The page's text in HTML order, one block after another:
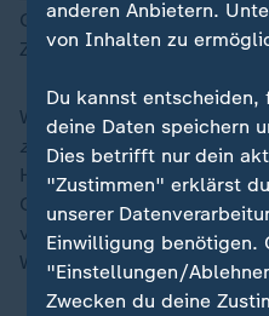
Gegensatz zu den
Zeit und Umfang begrenzt.
Wichtig dabei: Das
zusätzliche Investitionen
Haushalt geplanten
Grünen in den
verhindern, dass Union
Wahlgeschenke finanzieren.
anderen Anbietern.
von Inhalten zu
Du kannst
deine Daten speichern
Dies betrifft nur dein
"Zustimmen" erklärst
unserer
Einwilligung benötigen.
"Einstellungen/
Zwecken du deine